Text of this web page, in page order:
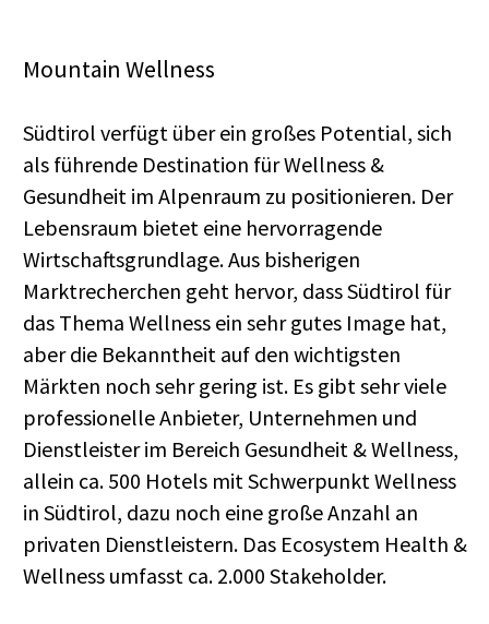
Mountain Wellness
Südtirol verfügt über ein großes Potential, sich
als führende Destination für Wellness &
Gesundheit im Alpenraum zu positionieren. Der
Lebensraum bietet eine hervorragende
Wirtschaftsgrundlage. Aus bisherigen
Marktrecherchen geht hervor, dass Südtirol für
das Thema Wellness ein sehr gutes Image hat,
aber die Bekanntheit auf den wichtigsten
Märkten noch sehr gering ist. Es gibt sehr viele
professionelle Anbieter, Unternehmen und
Dienstleister im Bereich Gesundheit & Wellness,
allein ca. 500 Hotels mit Schwerpunkt Wellness
in Südtirol, dazu noch eine große Anzahl an
privaten Dienstleistern. Das Ecosystem Health &
Wellness umfasst ca. 2.000 Stakeholder.